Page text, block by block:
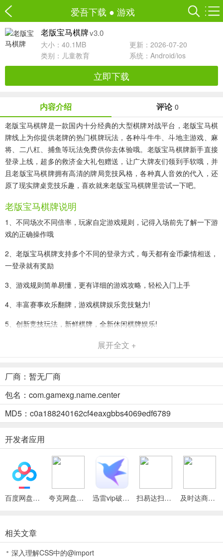
爱吾下载 ● 游戏
老版宝马棋牌v3.0
大小：40.1MB
更新：2026-07-20
类别： 儿童教育 系统：Android/ios
立即下载
内容介绍 评论 0
老版宝马棋牌是一款国内十分经典的大型棋牌对战平台，老版宝马棋
牌线上为你提供老牌的热门棋牌玩法，各种斗牛牛、斗地主游戏、麻
将、二八杠、捕鱼等玩法免费供你去体验哦。老版宝马棋牌新手直接
登录上线，超多的救济金大礼包赠送，让广大牌友们领到手软哦，并
且老版宝马棋牌拥有高清的牌局竞技风格，各种真人音效的代入，还
原了现实牌桌竞技乐趣，喜欢就来老版宝马棋牌里尝试一下吧。
老版宝马棋牌说明
1、不同场次不同倍率，玩家自定游戏规则，记得入场前先了解一下游
戏的正确操作哦
2、老版宝马棋牌支持多个不同的登录方式，每天都有金币豪情相送，
一登录就有奖励
3、游戏规则简单易懂，更有详细的游戏攻略，轻松入门上手
4、丰富赛事欢乐翻牌，游戏棋牌娱乐竞技魅力!
5、创新竞技玩法，新鲜棋牌，全新休闲棋牌娱乐!
6、免费下载，精致奢华游戏制作，酷炫游戏特效，全新棋牌娱乐棋牌
老版宝马棋牌特色
1、支持多渠道注册，无需繁琐的步骤，方便快捷
2、全网火热的棋牌游戏任何玩家都不会错过，不一样的福利特色带给
你不一样的体验
3、丰富又多样的设置版块，玩家可以在游戏界面中自由更改主页个人
的信息与页面主题内容
4、超多有趣好玩的经典棋牌玩法，让用户可以趣味畅玩
5、无需注册可一键快速登录，感受原汁原味的棋牌麻将游戏，低消
老版宝马棋牌说明
【918棋牌斗地主游戏】
展开全文 +
厂商：暂无厂商
包名：com.gamexg.name.center
MD5：c0a188240162cf4eaxgbbs4069edf6789
开发者应用
百度网盘绿色免安装Pc电脑版 夸克网盘官方正式版 迅雷vip破解版永久会员2024版 扫易达扫描仪最新安卓版 及时达商家(同城配送App)
相关文章
深入理解CSS中的@import